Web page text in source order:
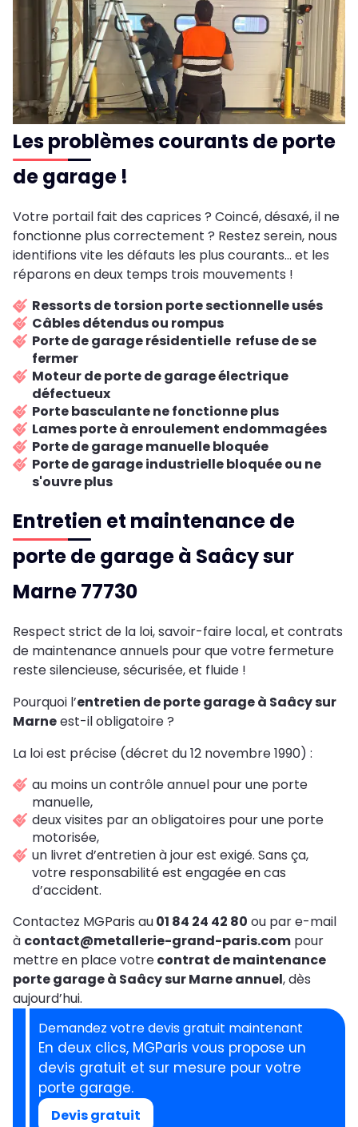
Les problèmes courants de porte
de garage !
Votre portail fait des caprices ? Coincé, désaxé, il ne
fonctionne plus correctement ? Restez serein, nous
identifions vite les défauts les plus courants... et les
réparons en deux temps trois mouvements !
Ressorts de torsion porte sectionnelle usés
Câbles détendus ou rompus
Porte de garage résidentielle refuse de se
fermer
Moteur de porte de garage électrique
défectueux
Porte basculante ne fonctionne plus
Lames porte à enroulement endommagées
Porte de garage manuelle bloquée
Porte de garage industrielle bloquée ou ne
s'ouvre plus
Entretien et maintenance de
porte de garage à Saâcy sur
Marne 77730
Respect strict de la loi, savoir-faire local, et contrats
de maintenance annuels pour que votre fermeture
reste silencieuse, sécurisée, et fluide !
Pourquoi l’entretien de porte garage à Saâcy sur
Marneest-il obligatoire ?
La loi est précise (décret du 12 novembre 1990) :
au moins un contrôle annuel pour une porte
manuelle,
deux visites par an obligatoires pour une porte
motorisée,
un livret d’entretien à jour est exigé. Sans ça,
votre responsabilité est engagée en cas
d’accident.
Contactez MGParis au01 84 24 42 80 ou par e-mail
à contact@metallerie-grand-paris.com pour
mettre en place votrecontrat de maintenance
porte garage à Saâcy sur Marne annuel, dès
aujourd’hui.
Demandez votre devis gratuit maintenant
En deux clics, MGParis vous propose un
devis gratuit et sur mesure pour votre
porte garage.
Devis gratuit